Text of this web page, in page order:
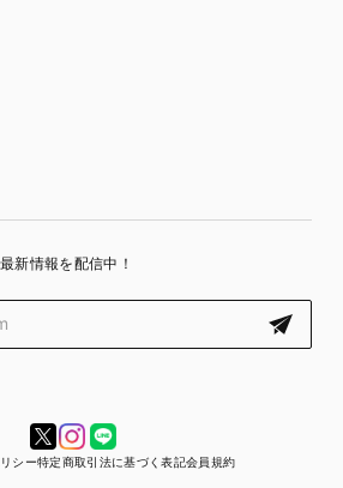
新情報を配信中！
シー特定商取引法に基づく表記会員規約